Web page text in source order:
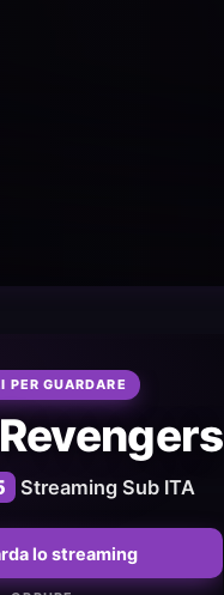
PER GUARDARE
Streaming Sub ITA
lo streaming